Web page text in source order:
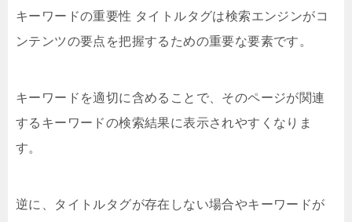
キーワードの重要性 タイトルタグは検索エンジンがコ
ンテンツの要点を把握するための重要な要素です。
キーワードを適切に含めることで、そのページが関連
するキーワードの検索結果に表示されやすくなりま
す。
逆に、タイトルタグが存在しない場合やキーワードが